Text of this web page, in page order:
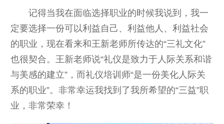
记得当我在面临选择职业的时候我说到，我一
定要选择一份可以利益自己、利益他人、利益社会
的职业，现在看来和王新老师所传达的“三礼文化”
也很契合。王新老师说“礼仪是致力于人际关系和谐
与美感的建立”，而礼仪培训师“是一份美化人际关
系的职业”。非常幸运我找到了我所希望的“三益”职
业，非常荣幸！